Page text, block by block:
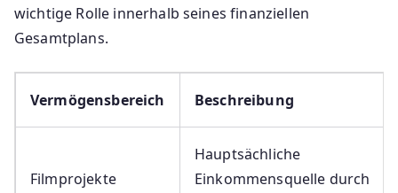
wichtige Rolle innerhalb seines finanziellen
Gesamtplans.
Vermögensbereich Beschreibung
Filmprojekte
Hauptsächliche
Einkommensquelle durch